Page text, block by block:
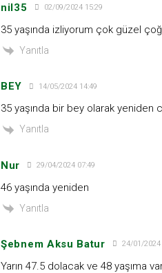
nil35 02/09/2024 15:29
35 yaşında izliyorum çok güzel
Yanıtla
BEY 14/05/2024 14:49
35 yaşında bir bey olarak yeniden
Yanıtla
Nur 29/04/2024 07:49
46 yaşında yeniden
Yanıtla
Şebnem Aksu Batur 24/01/2024
Yarın 47.5 dolacak ve 48 yaşıma